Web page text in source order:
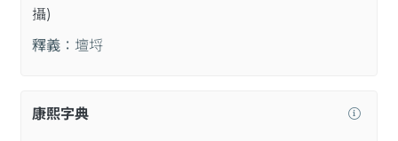
攝)
釋義： 壇埒
康熙字典